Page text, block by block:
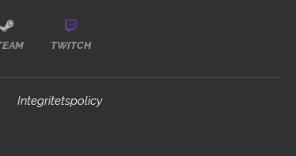
TWITCH
Integritetspolicy